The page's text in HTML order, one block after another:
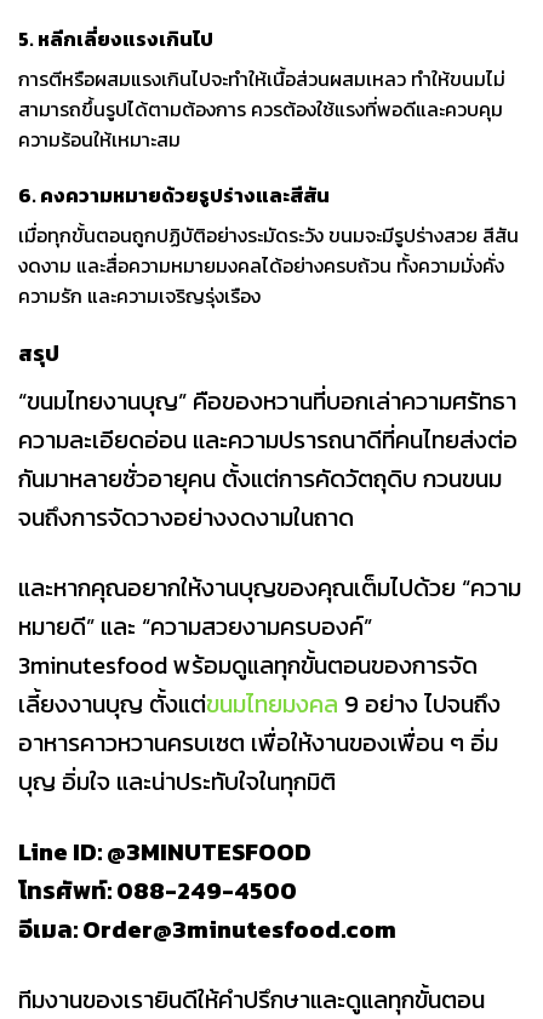
5. หลีกเลี่ยงแรงเกินไป
การตีหรือผสมแรงเกินไปจะทำให้เนื้อส่วนผสมเหลว ทำให้ขนมไม่
สามารถขึ้นรูปได้ตามต้องการ ควรต้องใช้แรงที่พอดีและควบคุม
ความร้อนให้เหมาะสม
6. คงความหมายด้วยรูปร่างและสีสัน
เมื่อทุกขั้นตอนถูกปฏิบัติอย่างระมัดระวัง ขนมจะมีรูปร่างสวย สีสัน
งดงาม และสื่อความหมายมงคลได้อย่างครบถ้วน ทั้งความมั่งคั่ง
ความรัก และความเจริญรุ่งเรือง
สรุป
“ขนมไทยงานบุญ” คือของหวานที่บอกเล่าความศรัทธา
ความละเอียดอ่อน และความปรารถนาดีที่คนไทยส่งต่อ
กันมาหลายชั่วอายุคน ตั้งแต่การคัดวัตถุดิบ กวนขนม
จนถึงการจัดวางอย่างงดงามในถาด
และหากคุณอยากให้งานบุญของคุณเต็มไปด้วย “ความ
หมายดี” และ “ความสวยงามครบองค์”
3minutesfood พร้อมดูแลทุกขั้นตอนของการจัด
เลี้ยงงานบุญ ตั้งแต่ขนมไทยมงคล 9 อย่าง ไปจนถึง
อาหารคาวหวานครบเซต เพื่อให้งานของเพื่อน ๆ อิ่ม
บุญ อิ่มใจ และน่าประทับใจในทุกมิติ
Line ID: @3MINUTESFOOD
โทรศัพท์: 088-249-4500
อีเมล: Order@3minutesfood.com
ทีมงานของเรายินดีให้คำปรึกษาและดูแลทุกขั้นตอน